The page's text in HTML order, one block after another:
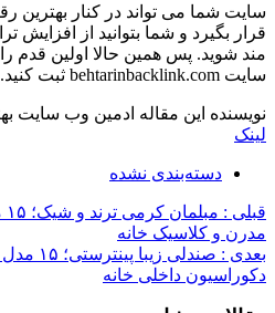
سایت شما می تواند در کنار بهترین
قرار بگیرد و شما بتوانید از افزایش
مند شوید. پس همین حالا اولین قدم
سایت behtarinbacklink.com ثبت کنید.
نویسنده این مقاله ادمین وب سایت
لینک
دسته‌بندی نشده
قبلی :
مدرن و کلاسیک خانه
بعدی :
صندلی
دکوراسیون داخلی خانه